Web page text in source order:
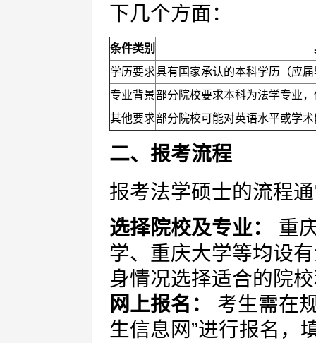
下几个方面：
条件类别
学历要求具有国家承认的本科学历（应
专业背景部分院校要求本科为法学专业
其他要求部分院校可能对英语水平或学
二、报考流程
报考法学硕士的流程
选择院校及专业：
重
学、重庆大学等均设
身情况选择适合的院
网上报名：
考生需在
生信息网”进行报名，